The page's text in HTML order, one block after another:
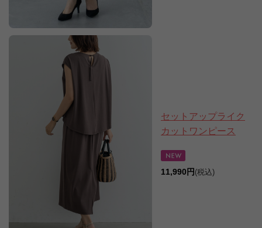
セットアップライク
カットワンピース
11,990円 (税込)